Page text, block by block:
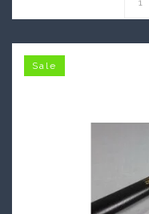
Schwert kaufen
Sale